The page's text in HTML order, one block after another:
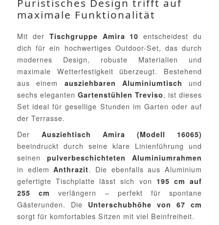
Puristisches Design trifft auf
maximale Funktionalität
Mit der Tischgruppe Amira 10 entscheidest du
dich für ein hochwertiges Outdoor-Set, das durch
modernes Design, robuste Materialien und
maximale Wetterfestigkeit überzeugt. Bestehend
aus einem ausziehbaren Aluminiumtisch
und
sechs eleganten Gartenstühlen Treviso, ist dieses
Set ideal für gesellige Stunden im Garten oder auf
der Terrasse.
Der Ausziehtisch Amira (Modell 16065)
beeindruckt durch seine klare Linienführung und
seinen pulverbeschichteten Aluminiumrahmen
in edlemAnthrazit. Die ebenfalls aus Aluminium
gefertigte Tischplatte lässt sich von 195 cm auf
255 cm
verlängern – perfekt für spontane
Gästerunden. Die Unterschubhöhe von 67 cm
sorgt für komfortables Sitzen mit viel Beinfreiheit.